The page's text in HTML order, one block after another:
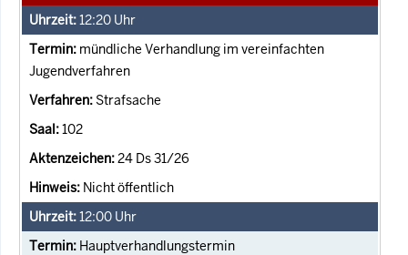
12:20 Uhr
mündliche Verhandlung im vereinfachten
Jugendverfahren
Strafsache
102
24 Ds 31/26
Nicht öffentlich
12:00 Uhr
Hauptverhandlungstermin